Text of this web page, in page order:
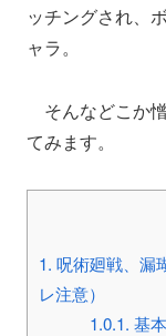
ッチングされ、
ャラ。
そんなどこか
てみます。
1. 呪術廻戦、漏
レ注意）
1.0.1. 基